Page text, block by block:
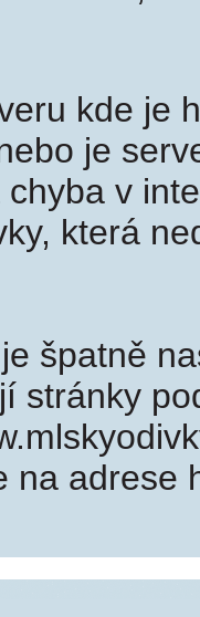
kde je
je
chyba v
která
špatně
stránky
na adrese